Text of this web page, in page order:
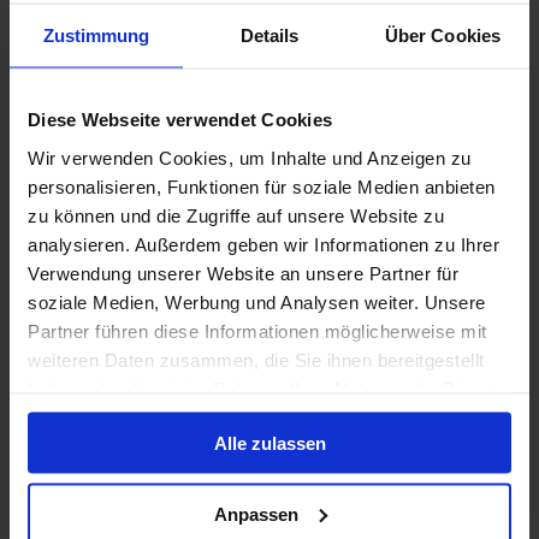
Zustimmung Details Über Cookies
Diese Webseite verwendet Cookies
Wir verwenden Cookies, um Inhalte und Anzeigen zu
personalisieren, Funktionen für soziale Medien anbieten
zu können und die Zugriffe auf unsere Website zu
analysieren. Außerdem geben wir Informationen zu Ihrer
Verwendung unserer Website an unsere Partner für
soziale Medien, Werbung und Analysen weiter. Unsere
Partner führen diese Informationen möglicherweise mit
weiteren Daten zusammen, die Sie ihnen bereitgestellt
gesammelt haben.
Alle zulassen
Anpassen
MSC Cruises - Vitamin Sea - tot 50% korting
31 mrt. 2027 18 Nachten Geen alternatieven
Binnenhutvan
€ 1.409p.p.
Buitenhutvan
€ 1.609p.p.
Balkonhutvan
€ 1.829p.p. €
Alleen Cruise
Zuidoost-Azië vanaf Singapore, Singapore met de
Westerdam
Van / Naar Singapore